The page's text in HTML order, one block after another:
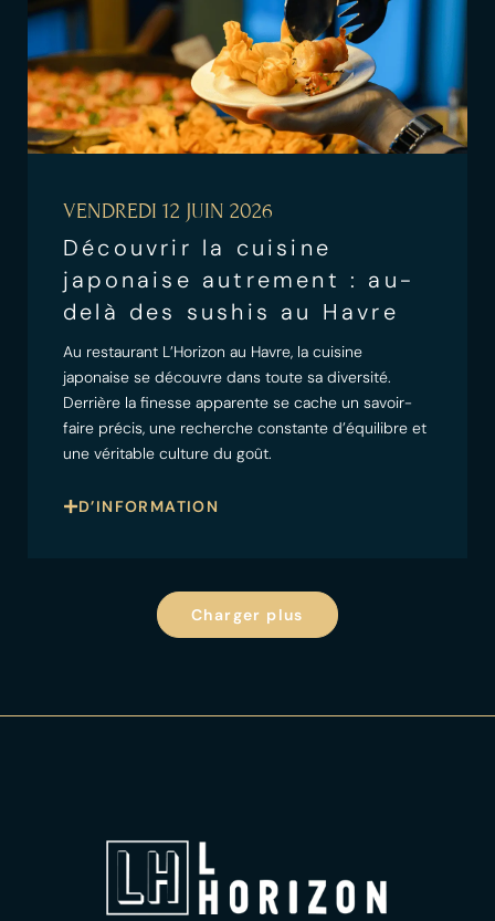
VENDREDI 12 JUIN 2026
Découvrir la cuisine
japonaise autrement : au-
delà des sushis au Havre
Au restaurant L’Horizon au Havre, la cuisine
japonaise se découvre dans toute sa diversité.
Derrière la finesse apparente se cache un savoir-
faire précis, une recherche constante d’équilibre et
une véritable culture du goût.
D’INFORMATION
Charger plus